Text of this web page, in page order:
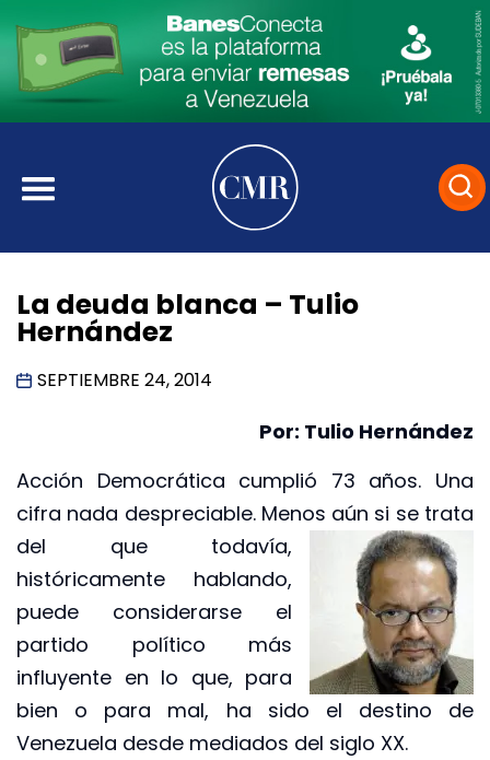
La deuda blanca – Tulio
Hernández
SEPTIEMBRE 24, 2014
Por: Tulio Hernández
Acción Democrática cumplió 73 años. Una
cifra nada despreciable. Menos aún si se trata
del que todavía,
históricamente hablando,
puede considerarse el
partido político más
influyente en lo que, para
bien o para mal, ha sido el destino de
Venezuela desde mediados del siglo XX.